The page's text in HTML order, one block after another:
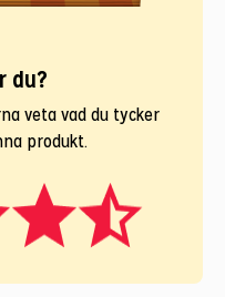
du?
veta vad du tycker
produkt.